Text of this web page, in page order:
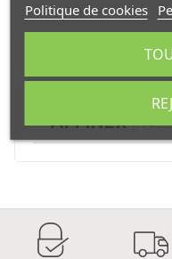
AFFINER(1
Politique de cookies